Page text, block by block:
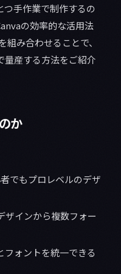
手作業で制作するの
の効率的な活用法
み合わせることで、
量産する方法をご紹介
か
でもプロレベルのデザ
ザインから複数フォー
ォントを統一できる